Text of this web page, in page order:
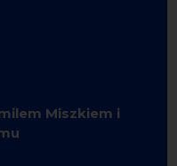
Miszkiem i